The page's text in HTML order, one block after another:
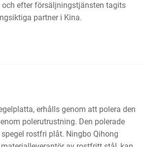
efter försäljningstjänsten tagits
partner i Kina.
erhålls genom att polera den
polerutrustning. Den polerade
rostfri plåt. Ningbo Qihong